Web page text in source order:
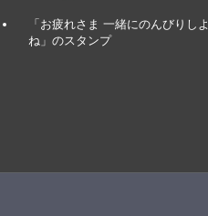
「お疲れさま 一緒にのんびりし
ね」のスタンプ